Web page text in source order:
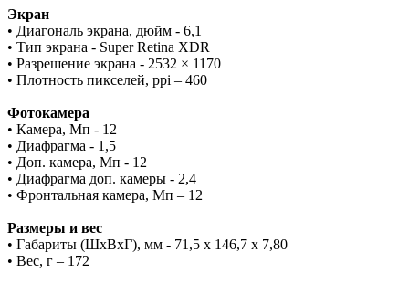
Экран
• Диагональ экрана, дюйм - 6,1
• Тип экрана - Super Retina XDR
• Разрешение экрана - 2532 × 1170
• Плотность пикселей, ppi – 460
Фотокамера
• Камера, Мп - 12
• Диафрагма - 1,5
• Доп. камера, Мп - 12
• Диафрагма доп. камеры - 2,4
• Фронтальная камера, Мп – 12
Размеры и вес
• Габариты (ШxВxГ), мм - 71,5 x 146,7 x 7,80
• Вес, г – 172